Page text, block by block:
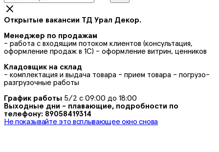
Открытые вакансии ТД Урал Декор.
Менеджер по продажам
- работа с входящим потоком клиентов (консультация,
оформление продаж в 1С) - оформление витрин, ценников
Кладовщик на склад
- комплектация и выдача товара - прием товара - погрузо-
разгрузочные работы
График работы 5/2 с 09:00 до 18:00
Выходные дни - плавающие, подробности по
телефону: 89058419314
Не показывайте это всплывающее окно снова